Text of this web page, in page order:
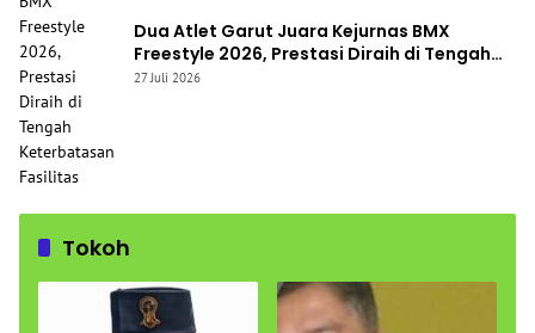
Dua Atlet Garut Juara Kejurnas BMX
Freestyle 2026, Prestasi Diraih di Tengah
Keterbatasan Fasilitas
27 Juli 2026
Tokoh